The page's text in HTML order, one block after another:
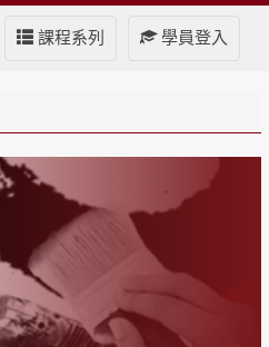
學員登入
課程系列